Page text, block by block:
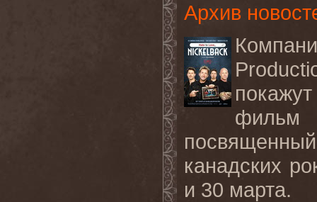
Архив
покажут
фильм
посвященный
канадских
и 30 марта.